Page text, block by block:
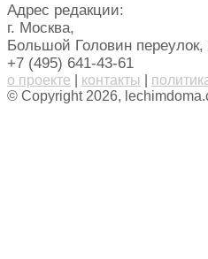
Адрес редакции:
г. Москва,
Большой Головин переулок,
+7 (495) 641-43-61
о проекте контакты
© Copyright 2026,